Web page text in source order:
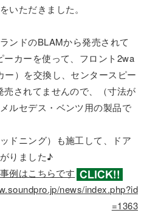
いただきました。
ンドのBLAMから発売されて
カーを使って、フロント2wa
）を交換し、センタースピー
されてませんので、（寸法が
ルセデス・ベンツ用の製品で
ドニング）も施工して、ドア
りました♪
例はこちらです
news/index.php?id
=1363